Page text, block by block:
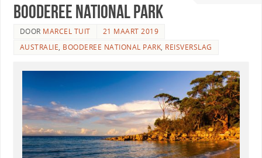
Booderee National Park
DOOR MARCEL TUIT
21 MAART 2019
AUSTRALIE, BOODEREE NATIONAL PARK, REISVERSLAG